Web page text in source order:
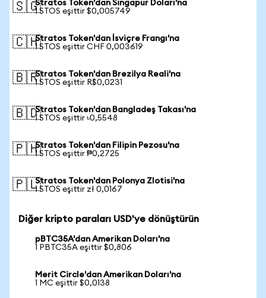
🇸🇬Stratos Token'dan Singapur Doları'na
1 STOS eşittir $0,005749
🇨🇭Stratos Token'dan İsviçre Frangı'na
1 STOS eşittir CHF 0,003619
🇧🇷Stratos Token'dan Brezilya Reali'na
1 STOS eşittir R$0,0231
🇧🇩Stratos Token'dan Bangladeş Takası'na
1 STOS eşittir ৳0,5548
🇵🇭Stratos Token'dan Filipin Pezosu'na
1 STOS eşittir ₱0,2725
🇵🇱Stratos Token'dan Polonya Zlotisi'na
1 STOS eşittir zł 0,0167
Diğer kripto paraları USD'ye dönüştürün
pBTC35A'dan Amerikan Doları'na
1 PBTC35A eşittir $0,806
Merit Circle'dan Amerikan Doları'na
1 MC eşittir $0,0138